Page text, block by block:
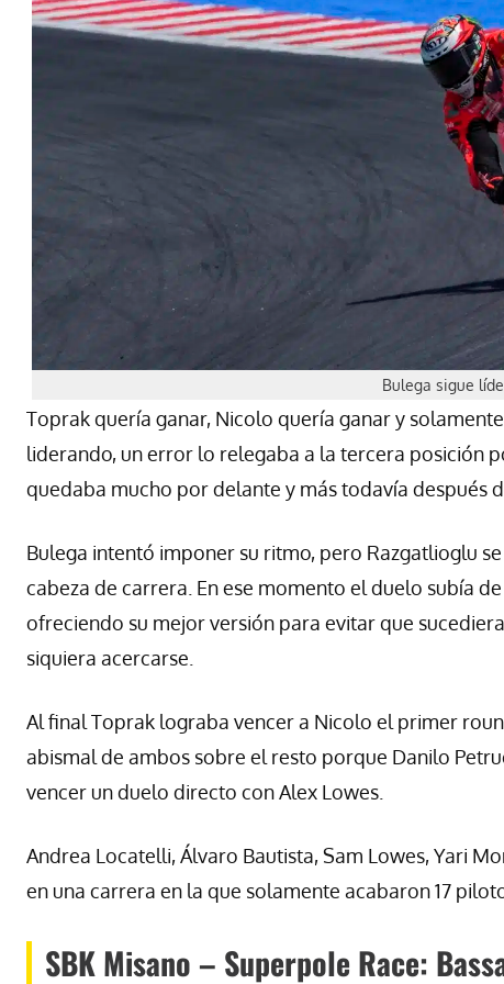
Bulega sigue
Toprak quería ganar, Nicolo quería ganar y
liderando, un error lo relegaba a la tercera posición
quedaba mucho por delante y más todavía después
Bulega intentó imponer su ritmo, pero Razgatlioglu
cabeza de carrera. En ese momento el duelo subía
ofreciendo su mejor versión para evitar que
siquiera acercarse.
Al final Toprak lograba vencer a Nicolo el primer
abismal de ambos sobre el resto porque Danilo
vencer un duelo directo con Alex Lowes.
Andrea Locatelli, Álvaro Bautista, Sam Lowes, Yari
en una carrera en la que solamente acabaron 17
SBK Misano – Superpole Race: